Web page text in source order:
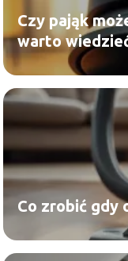
Czy pająk
warto
Co zrobić gdy